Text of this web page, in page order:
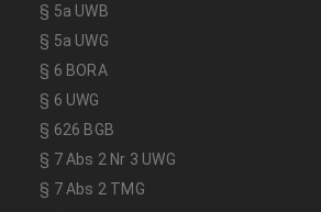
§ 5a UWB
§ 5a UWG
§ 6 BORA
§ 6 UWG
§ 626 BGB
§ 7 Abs 2 Nr 3 UWG
§ 7 Abs 2 TMG